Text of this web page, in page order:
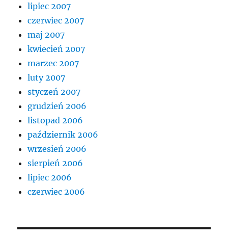
lipiec 2007
czerwiec 2007
maj 2007
kwiecień 2007
marzec 2007
luty 2007
styczeń 2007
grudzień 2006
listopad 2006
październik 2006
wrzesień 2006
sierpień 2006
lipiec 2006
czerwiec 2006